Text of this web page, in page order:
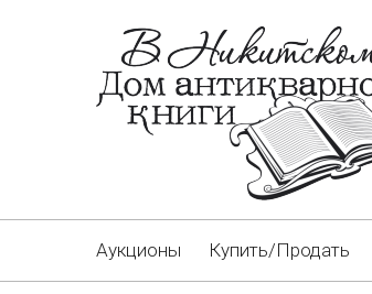
Аукционы Купить/Продать